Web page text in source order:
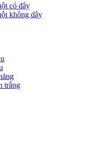
có dây
không dây
trắng